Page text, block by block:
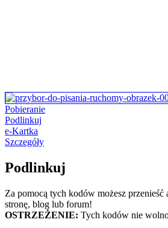
Pobieranie
Podlinkuj
e-Kartka
Szczegóły
Podlinkuj
Za pomocą tych kodów możesz
stronę, blog lub forum!
OSTRZEŻENIE: Tych kodów nie